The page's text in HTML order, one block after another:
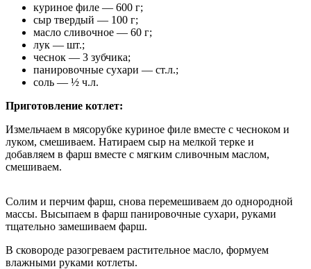
куриное филе — 600 г;
сыр твердый — 100 г;
масло сливочное — 60 г;
лук — шт.;
чеснок — 3 зубчика;
панировочные сухари — ст.л.;
соль — ½ ч.л.
Приготовление котлет:
Измельчаем в мясорубке куриное филе вместе с чесноком и
луком, смешиваем. Натираем сыр на мелкой терке и
добавляем в фарш вместе с мягким сливочным маслом,
смешиваем.
Солим и перчим фарш, снова перемешиваем до однородной
массы. Высыпаем в фарш панировочные сухари, руками
тщательно замешиваем фарш.
В сковороде разогреваем растительное масло, формуем
влажными руками котлеты.